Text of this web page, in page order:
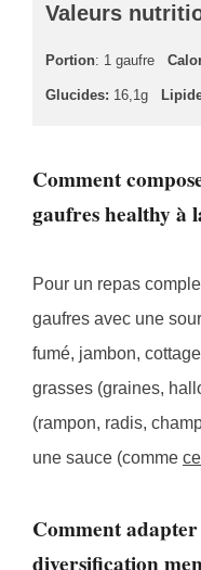
Valeurs
Portion: 1 gaufre
Glucides: 16,1g
Comment
gaufres healthy à
Pour un repas
gaufres avec une
fumé, jambon,
grasses (graines,
(rampon, radis,
une sauce (comme
Comment
diversification